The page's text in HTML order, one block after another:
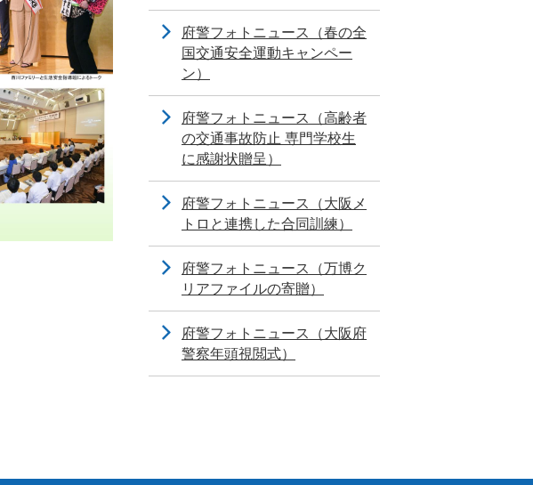
府警フォトニュース（春の全
国交通安全運動キャンペー
ン）
府警フォトニュース（高齢者
の交通事故防止 専門学校生
に感謝状贈呈）
府警フォトニュース（大阪メ
トロと連携した合同訓練）
府警フォトニュース（万博ク
リアファイルの寄贈）
府警フォトニュース（大阪府
警察年頭視閲式）